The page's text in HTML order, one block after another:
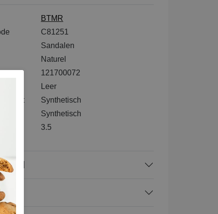
BTMR
C81251
Sandalen
Naturel
121700072
Leer
Synthetisch
Synthetisch
3.5